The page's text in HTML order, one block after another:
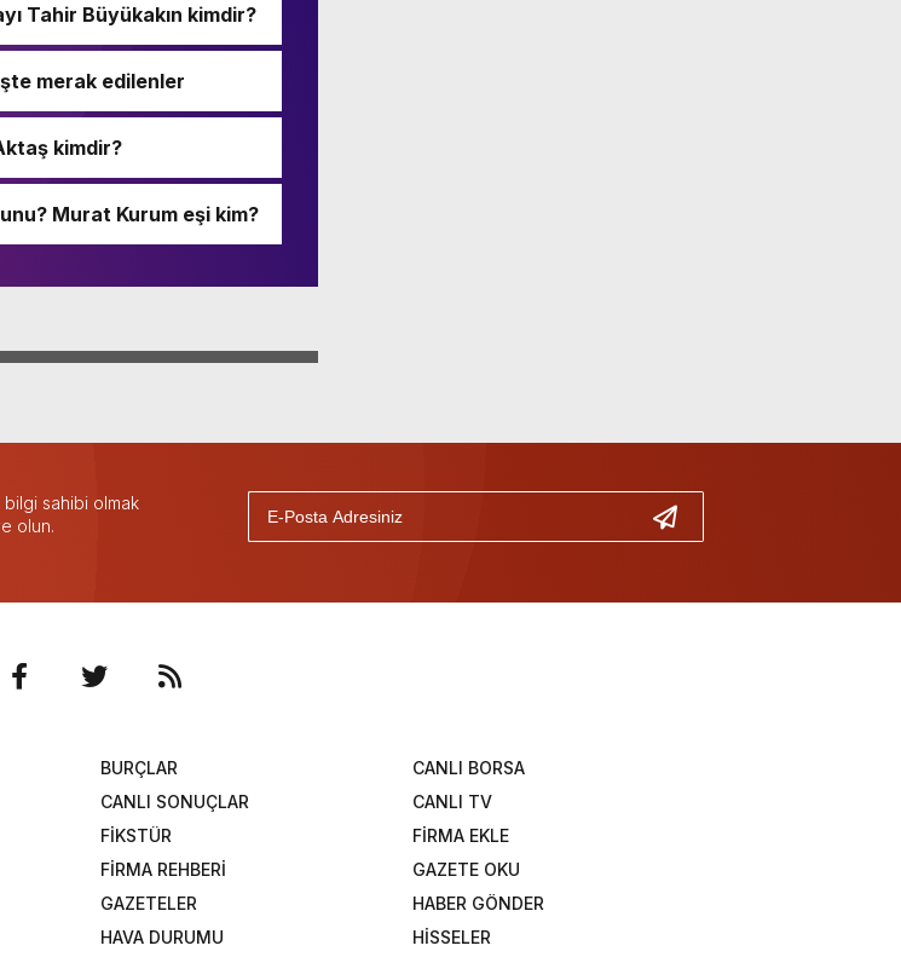
Tahir Büyükakın kimdir?
merak edilenler
kimdir?
Murat Kurum eşi kim?
sahibi olmak
olun.
BURÇLAR
CANLI BORSA
CANLI SONUÇLAR
CANLI TV
FİKSTÜR
FİRMA EKLE
FİRMA REHBERİ
GAZETE OKU
GAZETELER
HABER GÖNDER
HAVA DURUMU
HİSSELER